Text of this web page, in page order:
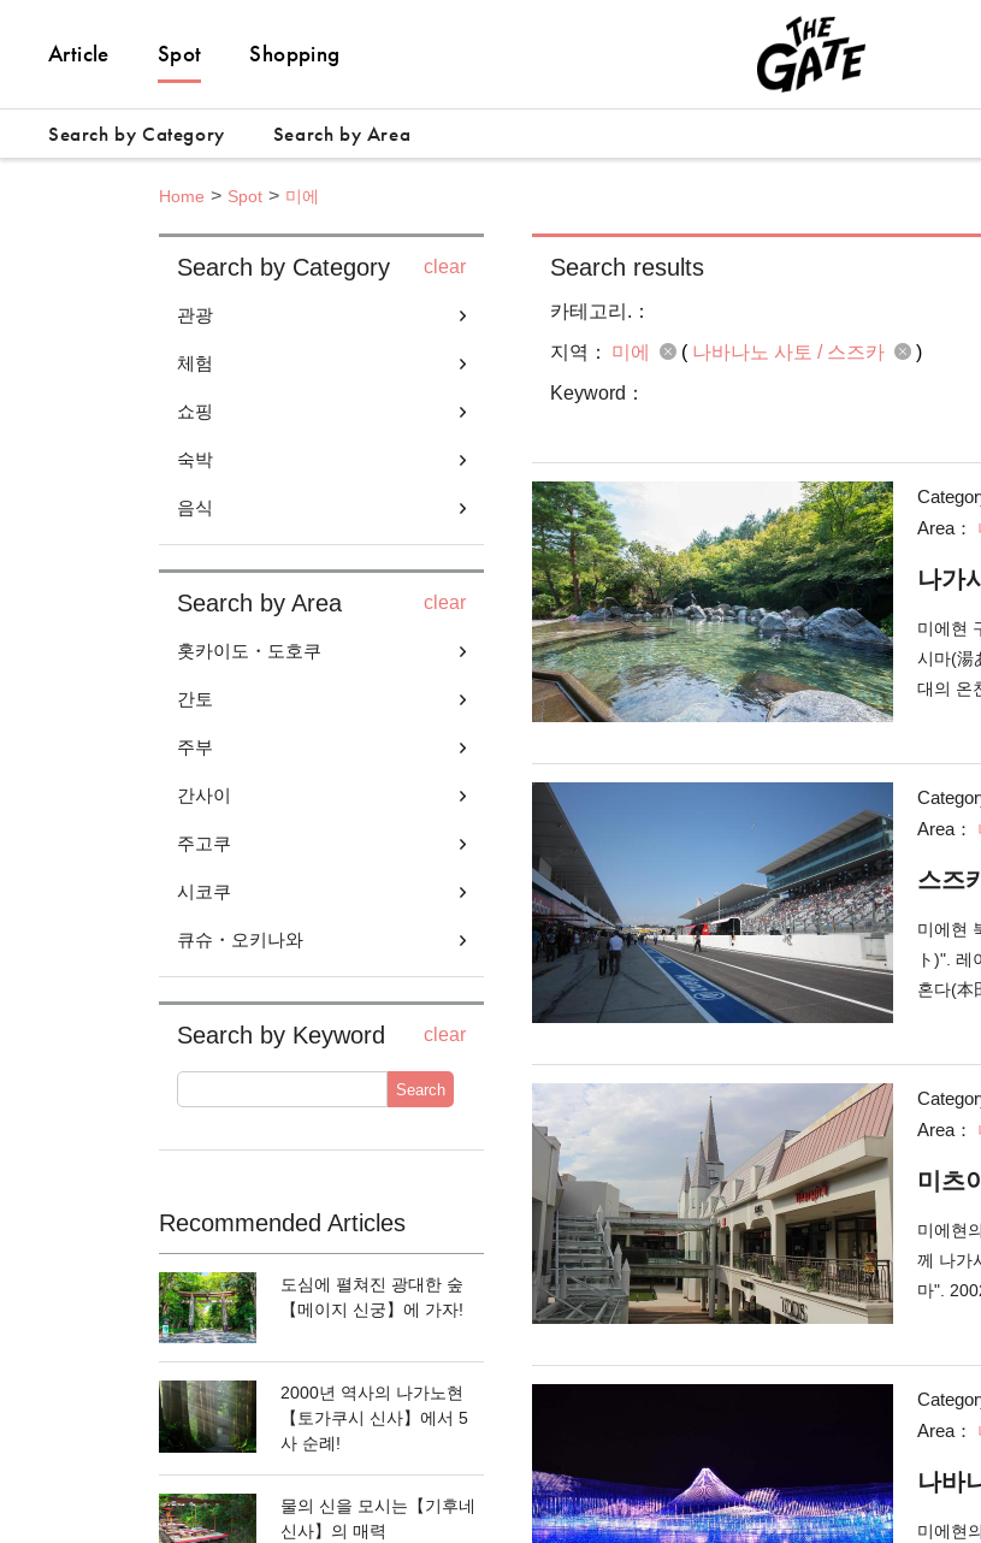
Article Spot Shopping
Search by Category Search by Area
Home Spot 미에
Search by Category clear
관광
체험
쇼핑
숙박
음식
Search by Area clear
홋카이도・도호쿠
간토
주부
간사이
주고쿠
시코쿠
큐슈・오키나와
Search by Keyword clear
Search
Recommended Articles
도심에 펼쳐진 광대한 숲
【메이지 신궁】에 가자!
2000년 역사의 나가노현
【토가쿠시 신사】에서 5
사 순례!
물의 신을 모시는【기후네
신사】의 매력
Search results
카테고리.：
지역：
미에 ( 나바나노 사토 / 스즈카
)
Keyword：
Area：
나가
미에현
시마(湯
대의 온
현에 위
지화해
히 쉴
Area：
스즈
미에현
ト)".
혼다(本
"모토
즐길 수
틀 코스
장, 볼
Area：
미츠
미에현
께 나가
마".
도 많이
위츠(달
의 모티
되고 있
Area：
나바
미에현